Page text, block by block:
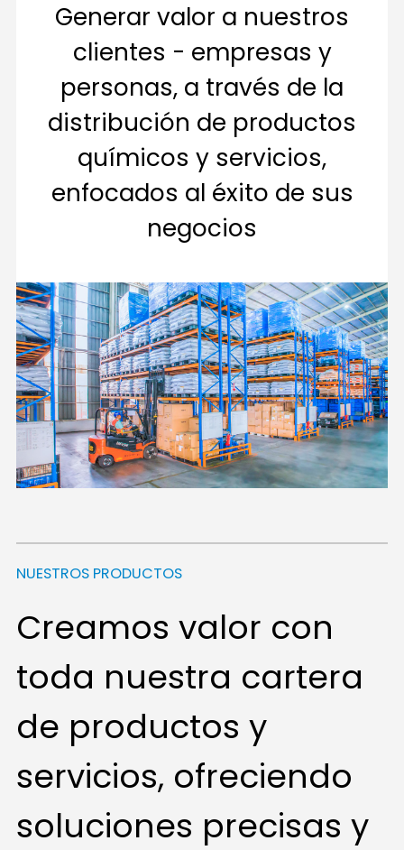
Generar valor a nuestros
clientes - empresas y
personas, a través de la
distribución de productos
químicos y servicios,
enfocados al éxito de sus
negocios
NUESTROS PRODUCTOS
Creamos valor con
toda nuestra cartera
de productos y
servicios, ofreciendo
soluciones precisas y